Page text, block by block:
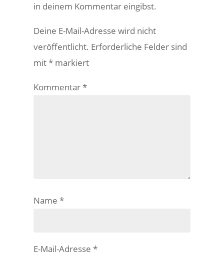
in deinem Kommentar eingibst.
Deine E-Mail-Adresse wird nicht
veröffentlicht. Erforderliche Felder sind
mit* markiert
Kommentar*
Name*
E-Mail-Adresse*